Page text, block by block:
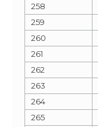
258
259
260
261
262
263
264
265